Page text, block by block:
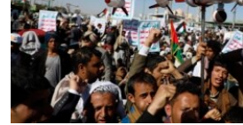
ISPRIČAJ MI
DNEVNO@RSE
SPECIJALI RSE
VIŠE OD NASLOVA